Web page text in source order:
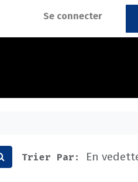
Se connecter
Trier Par: En